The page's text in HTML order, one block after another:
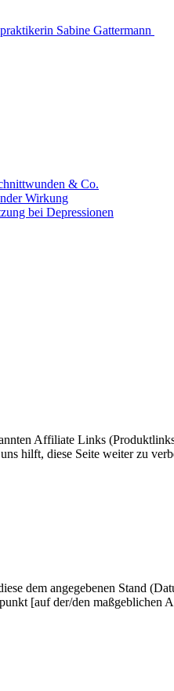
Sabine Gattermann
& Co.
Wirkung
bei Depressionen
Affiliate Links
hilft, diese Seite weiter zu
dem angegebenen Stand
[auf der/den maßgeblichen